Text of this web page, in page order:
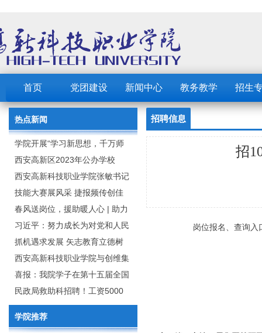
首页 党团建设 新闻中心 教务教学 招生
热点新闻
学院开展“学习新思想，千万师
生同上一堂课”活动
西安高新区2023年公办学校
（园） 公开招聘教职工公告
西安高新科技职业学院张敏书记
为全院师生党员上党课
技能大赛展风采 捷报频传创佳
绩：西安高新科技职业学院师生
在2023年陕西省职业技能大赛中
取佳绩
春风送岗位，援助暖人心 | 助力
毕业生求职就业
习近平：努力成长为对党和人民
忠诚可靠、堪当时代重任的栋梁
之才
抓机遇求发展 矢志教育立德树
人：西安高新科技职业学院召开
2020年年终总结暨表彰网络视频
会
西安高新科技职业学院与创维集
团举行校企合作签约仪式
喜报：我院学子在第十五届全国
大学生广告艺术大赛（大广
赛）、第十一届未来设计师.高校
数字艺术设计大赛（NCDA）国
民政局救助科招聘！工资5000
元/月
学院推荐
招聘信息
招
岗位报名、查询